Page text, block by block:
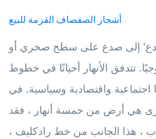
أشجار الصفصاف القزمة للبيع
إلى صدع على سطح صخري أو
تتدفق الأنهار أحيانًا في خطوط
اجتماعية واقتصادية وسياسية. في
هي أرض من خمسة أنهار ، فقد
، هذا الجانب من خط رادكليف ،